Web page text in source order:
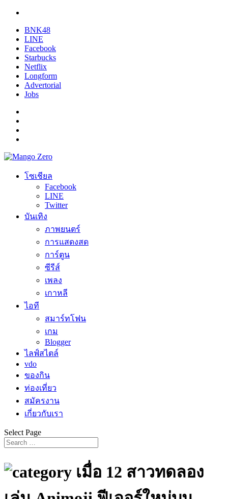
BNK48
LINE
Facebook
Starbucks
Netflix
Longform
Advertorial
Jobs
โซเชียล
Facebook
LINE
Twitter
บันเทิง
ภาพยนตร์
การแสดงสด
การ์ตูน
ซีรีส์
เพลง
เกาหลี
ไอที
สมาร์ทโฟน
เกม
Blogger
ไลฟ์สไตล์
vdo
ของกิน
ท่องเที่ยว
สมัครงาน
เกี่ยวกับเรา
Select Page
เมื่อ 12 สาวทดลอง